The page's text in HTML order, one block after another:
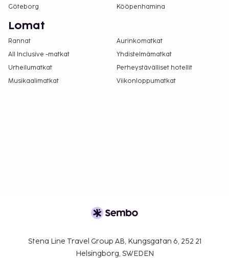
Göteborg
Kööpenhamina
Lomat
Rannat
Aurinkomatkat
All Inclusive -matkat
Yhdistelmämatkat
Urheilumatkat
Perheystävälliset hotellit
Musikaalimatkat
Viikonloppumatkat
Stena Line Travel Group AB, Kungsgatan 6, 252 21
Helsingborg, SWEDEN